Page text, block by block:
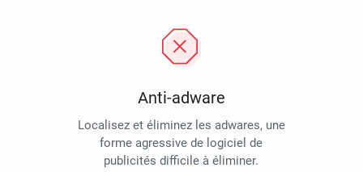
Anti-adware
Localisez et éliminez les adwares, une
forme agressive de logiciel de
publicités difficile à éliminer.